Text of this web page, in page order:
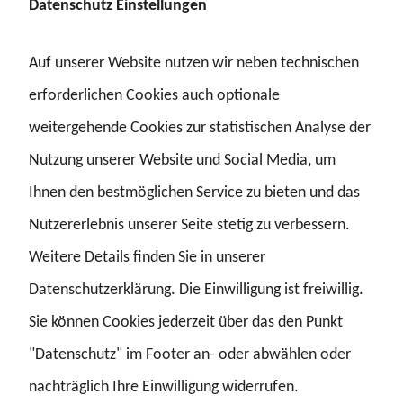
gehen können und zudem früher, forderte Kopelke
Auch der Deutsche Gewerkschaftsbund (DGB), dem die
GdP als Mitgliedsgewerkschaft angehört, lehnt eine
Einbeziehung der Beamtinnen und Beamten in die
gesetzliche Rentenversicherung ab. Bereits 2022 hatte
der DGB in einem klaren Beschluss festgelegt, dass
Beamtinnen und Beamte – im Gegensatz zu
Selbstständigen und Abgeordneten – nicht in die GRV
integriert werden sollen. Die DGB-Vorsitzende Yasmin
Fahimi bekräftigte diese Position mehrfach, unter
Datenschutz Einstellungen
Auf unserer Website nutzen wir neben technischen
erforderlichen Cookies auch optionale
weitergehende Cookies zur statistischen Analyse der
Nutzung unserer Website und Social Media, um
Ihnen den bestmöglichen Service zu bieten und das
Nutzererlebnis unserer Seite stetig zu verbessern.
Weitere Details finden Sie in unserer
Datenschutzerklärung. Die Einwilligung ist freiwillig.
Sie können Cookies jederzeit über das den Punkt
"Datenschutz" im Footer an- oder abwählen oder
nachträglich Ihre Einwilligung widerrufen.